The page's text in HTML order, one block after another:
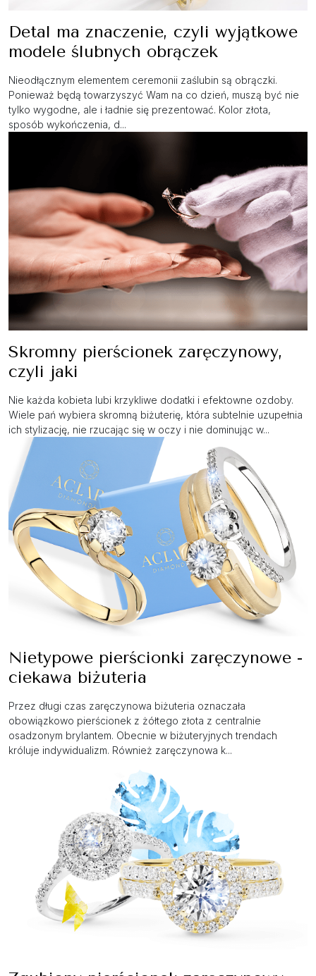
Detal ma znaczenie, czyli wyjątkowe
modele ślubnych obrączek
Nieodłącznym elementem ceremonii zaślubin są obrączki.
Ponieważ będą towarzyszyć Wam na co dzień, muszą być nie
tylko wygodne, ale i ładnie się prezentować. Kolor złota,
sposób wykończenia, d...
Skromny pierścionek zaręczynowy,
czyli jaki
Nie każda kobieta lubi krzykliwe dodatki i efektowne ozdoby.
Wiele pań wybiera skromną biżuterię, która subtelnie uzupełnia
ich stylizację, nie rzucając się w oczy i nie dominując w...
Nietypowe pierścionki zaręczynowe -
ciekawa biżuteria
Przez długi czas zaręczynowa biżuteria oznaczała
obowiązkowo pierścionek z żółtego złota z centralnie
osadzonym brylantem. Obecnie w biżuteryjnych trendach
króluje indywidualizm. Również zaręczynowa k...